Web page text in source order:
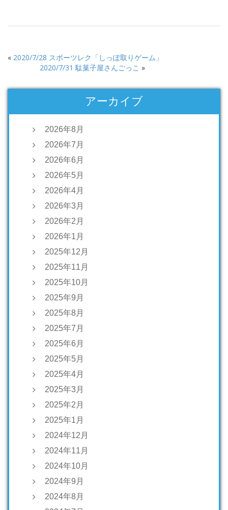
« 2020/7/28 スポーツレク「しっぽ取りゲーム」
2020/7/31 駄菓子屋さんごっこ »
アーカイブ
2026年8月
2026年7月
2026年6月
2026年5月
2026年4月
2026年3月
2026年2月
2026年1月
2025年12月
2025年11月
2025年10月
2025年9月
2025年8月
2025年7月
2025年6月
2025年5月
2025年4月
2025年3月
2025年2月
2025年1月
2024年12月
2024年11月
2024年10月
2024年9月
2024年8月